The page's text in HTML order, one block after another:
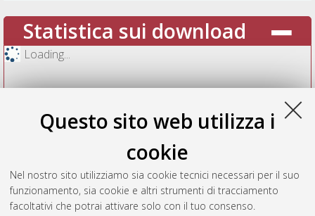
Questo sito web utilizza i
cookie
Nel nostro sito utilizziamo sia cookie tecnici necessari per il suo
funzionamento, sia cookie e altri strumenti di tracciamento
facoltativi che potrai attivare solo con il tuo consenso.
Statistica sui download
Loading...